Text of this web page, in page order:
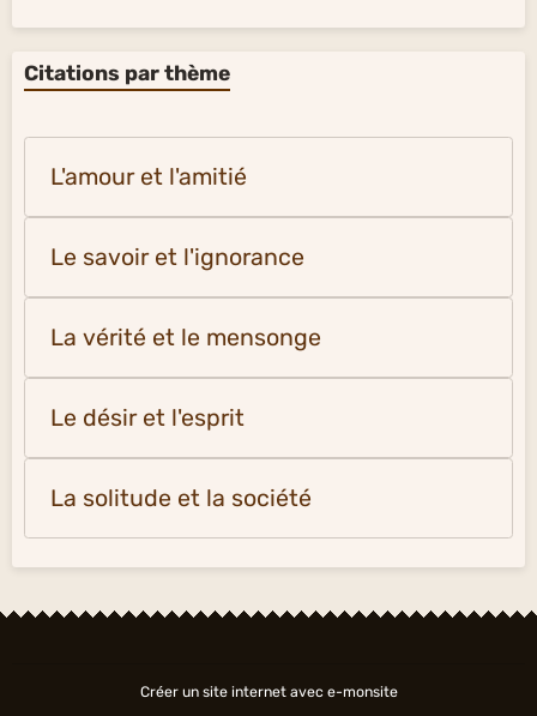
Citations par thème
L'amour et l'amitié
Le savoir et l'ignorance
La vérité et le mensonge
Le désir et l'esprit
La solitude et la société
Créer un site internet avec e-monsite